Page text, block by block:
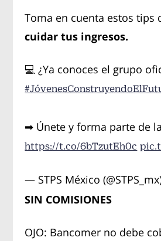
Toma en cuenta estos tips
cuidar tus ingresos.
💻 ¿Ya conoces el grupo
➡ Únete y forma parte de
https://t.co/6bTzutEh0c
— STPS México
SIN COMISIONES
OJO: Bancomer no debe